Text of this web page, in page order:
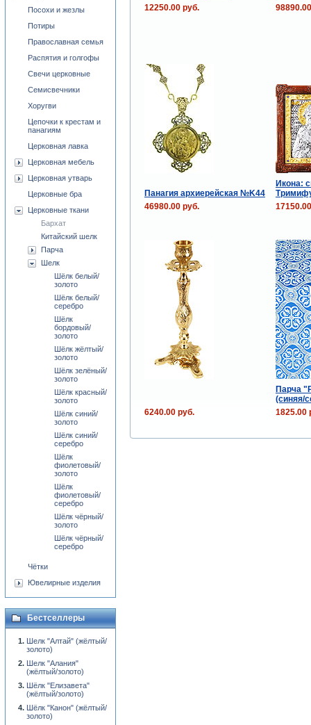
12250.00 руб.
Панагия архиерейская №K44
Икона:
46980.00 руб.
Парча
(синяя/
6240.00 руб.
1825.00
Посохи и жезлы
Потиры
Православная семья
Распятия и голгофы
Свечи церковные
Семисвечники
Хоругви
Цепочки к крестам и
панагиям
Церковная лавка
Церковная мебель
Церковная утварь
Церковные бра
Церковные ткани
Бархат
Китайский шелк
Парча
Шелк
Шёлк белый/
золото
Шёлк белый/
серебро
Шёлк
бордовый/
золото
Шёлк жёлтый/
золото
Шёлк зелёный/
золото
Шёлк красный/
золото
Шёлк синий/
золото
Шёлк синий/
серебро
Шёлк
фиолетовый/
золото
Шёлк
фиолетовый/
серебро
Шёлк чёрный/
золото
Шёлк чёрный/
серебро
Чётки
Ювелирные изделия
Бестселлеры
Шелк "Алтай" (жёлтый/
золото)
Шелк "Алания"
(жёлтый/золото)
Шёлк "Елизавета"
(жёлтый/золото)
Шёлк "Канон" (жёлтый/
золото)